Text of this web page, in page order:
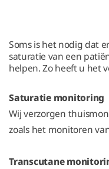
Soms is het nodig dat
saturatie van een
helpen. Zo heeft u het
Saturatie monitoring
Wij verzorgen
zoals het monitoren
Transcutane